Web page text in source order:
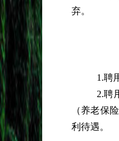
弃。
1.聘
2.聘
（养老保
利待遇。